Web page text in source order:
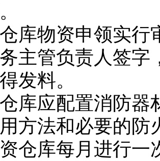
库物资申领实
主管负责人签字
发料。
库应配置消防器
方法和必要的防
仓库每月进行一